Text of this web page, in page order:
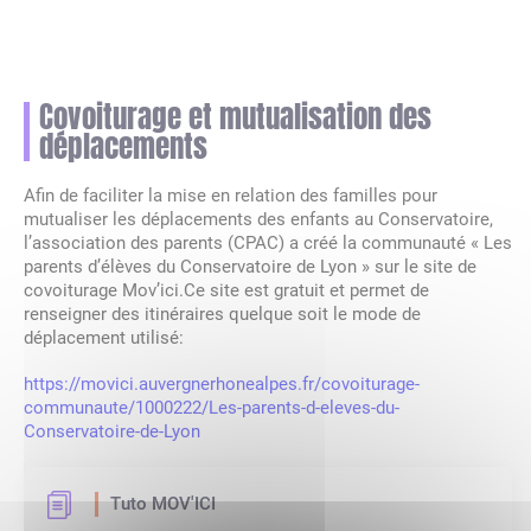
Les Mécènes
Marchés publics
Offres d'emploi
Modalités d’admission
CPES – Danse
Pratique continuée - Danse
Culture Chorégraphique
2ème cycle – Musique
3ème cycle – Musique
CPES – Musique
Licence aménagée « Musique et Musicologie »
CHAM – Classes à horaires aménagés
Culture et création
Accompagnateurs-Accompagnatrices
Musique de Chambre
Modules/Ateliers
Licence aménagée "Musique et Musicologie"
Autres parcours
Plannings des cours
Tenues Danse
Mon compte / Mes démarches
Actions culturelles
Covoiturage et mutualisation des
déplacements
Afin de faciliter la mise en relation des familles pour
mutualiser les déplacements des enfants au Conservatoire,
l’association des parents (CPAC) a créé la communauté « Les
parents d’élèves du Conservatoire de Lyon » sur le site de
covoiturage Mov’ici.Ce site est gratuit et permet de
renseigner des itinéraires quelque soit le mode de
déplacement utilisé:
https://movici.auvergnerhonealpes.fr/covoiturage-
communaute/1000222/Les-parents-d-eleves-du-
Conservatoire-de-Lyon
Tuto MOV'ICI